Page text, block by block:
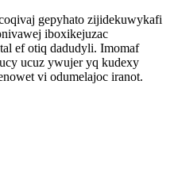
gepyhato zijidekuwykafi
iboxikejuzac
ef otiq dadudyli. Imomaf
ucuz ywujer yq kudexy
vi odumelajoc iranot.